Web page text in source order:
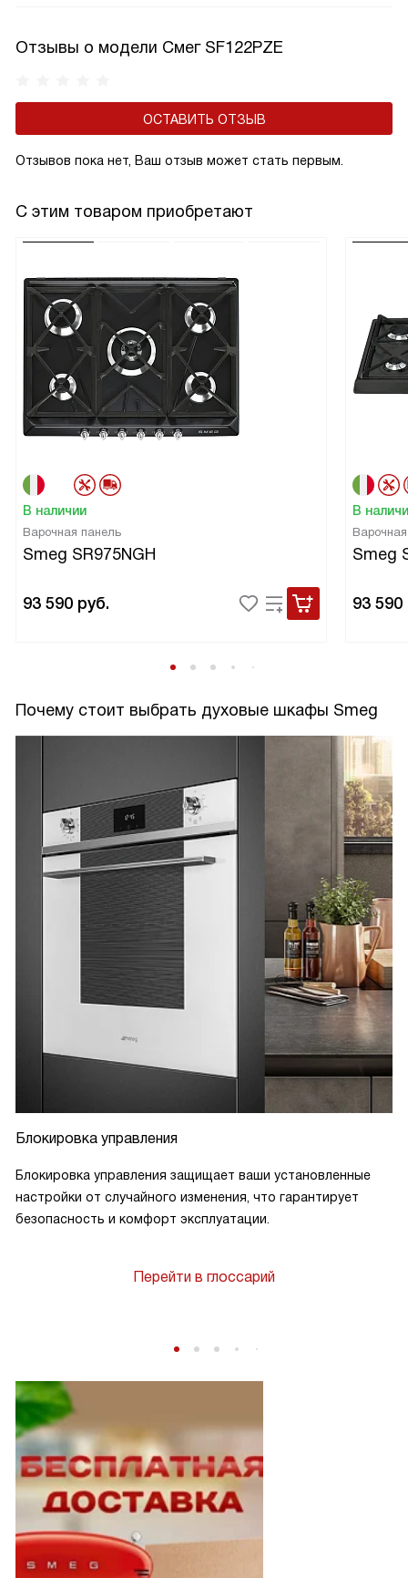
Отзывы о модели Смег SF122PZE
ОСТАВИТЬ ОТЗЫВ
Отзывов пока нет, Ваш отзыв может стать первым.
С этим товаром приобретают
В наличии
Варочная панель
Smeg SR975NGH
93 590 руб.
В
Smeg
93 590
Почему стоит выбрать духовые шкафы Smeg
Блокировка управления
Блокировка управления защищает ваши установленные
настройки от случайного изменения, что гарантирует
безопасность и комфорт эксплуатации.
Перейти в глоссарий